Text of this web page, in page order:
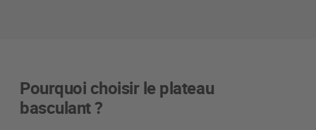
Pourquoi choisir le plateau
basculant ?